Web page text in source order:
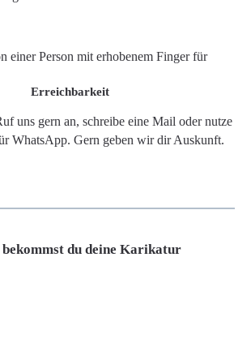
Erreichbarkeit
uns gern an, schreibe eine Mail oder nutze
WhatsApp. Gern geben wir dir Auskunft.
bekommst du deine Karikatur